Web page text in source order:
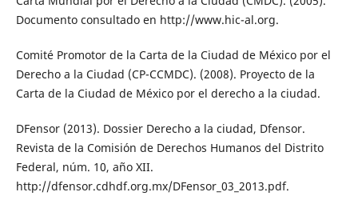
Documento consultado en http://www.hic-al.org.
Comité Promotor de la Carta de la Ciudad de México por el
Derecho a la Ciudad (CP-CCMDC). (2008). Proyecto de la
Carta de la Ciudad de México por el derecho a la ciudad.
DFensor (2013). Dossier Derecho a la ciudad, Dfensor.
Revista de la Comisión de Derechos Humanos del Distrito
Federal, núm. 10, año XII.
http://dfensor.cdhdf.org.mx/DFensor_03_2013.pdf.